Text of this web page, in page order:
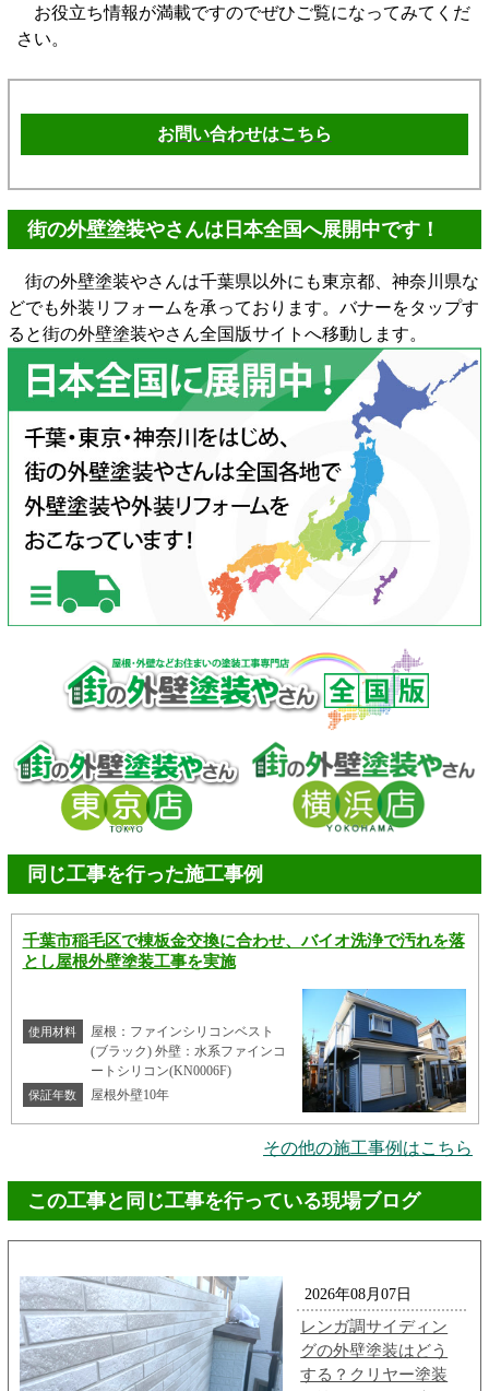
お役立ち情報が満載ですのでぜひご覧になってみてくだ
さい。
お問い合わせはこちら
街の外壁塗装やさんは日本全国へ展開中です！
街の外壁塗装やさんは千葉県以外にも東京都、神奈川県な
どでも外装リフォームを承っております。バナーをタップす
ると街の外壁塗装やさん全国版サイトへ移動します。
同じ工事を行った施工事例
千葉市稲毛区で棟板金交換に合わせ、バイオ洗浄で汚れを落
とし屋根外壁塗装工事を実施
使用材料
屋根：ファインシリコンベスト
(ブラック) 外壁：水系ファインコ
ートシリコン(KN0006F)
保証年数 屋根外壁10年
その他の施工事例はこちら
この工事と同じ工事を行っている現場ブログ
2026年08月07日
レンガ調サイディン
グの外壁塗装はどう
する？クリヤー塗装